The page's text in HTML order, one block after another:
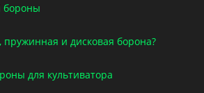
бороны
и дисковая борона?
для культиватора